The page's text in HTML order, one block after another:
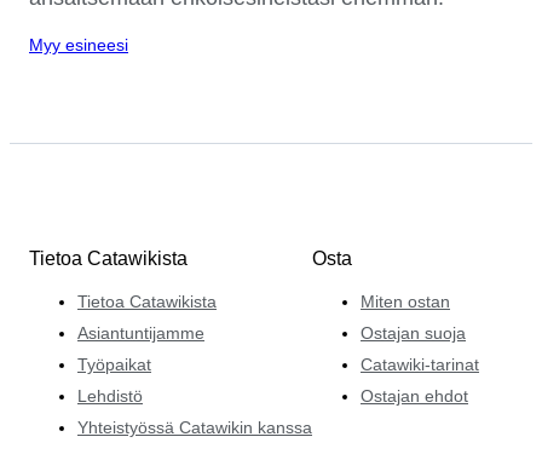
Myy esineesi
Tietoa Catawikista
Tietoa Catawikista
Asiantuntijamme
Työpaikat
Lehdistö
Yhteistyössä Catawikin kanssa
Osta
Miten ostan
Ostajan suoja
Catawiki-tarinat
Ostajan ehdot